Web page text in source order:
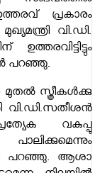
പ്രകാരം
വി.ഡി.
പറഞ്ഞു.
സ്ത്രീകള്‍ക്കു
വി.ഡി.സതീശന്‍
വകുപ്പു
പറഞ്ഞു. ആശാ